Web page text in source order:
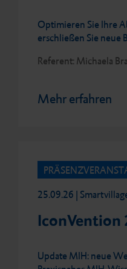
Optimieren Sie Ihre
erschließen Sie neue
Referent: Michaela
Mehr erfahren
25.09.26 |
IconVention
Update MIH: neue